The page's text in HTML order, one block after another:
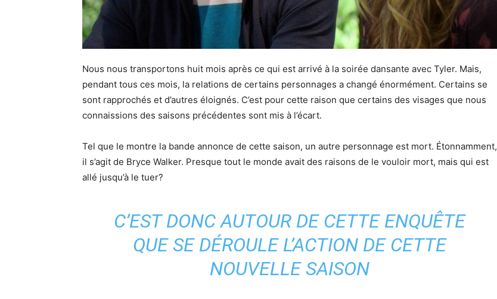
Nous nous transportons huit mois après ce qui est arrivé à la soirée dansante avec Tyler. Mais,
pendant tous ces mois, la relations de certains personnages a changé énormément. Certains se
sont rapprochés et d’autres éloignés. C’est pour cette raison que certains des visages que nous
connaissions des saisons précédentes sont mis à l’écart.
Tel que le montre la bande annonce de cette saison, un autre personnage est mort. Étonnamment,
il s’agit de Bryce Walker. Presque tout le monde avait des raisons de le vouloir mort, mais qui est
allé jusqu’à le tuer?
C’EST DONC AUTOUR DE CETTE ENQUÊTE
QUE SE DÉROULE L’ACTION DE CETTE
NOUVELLE SAISON